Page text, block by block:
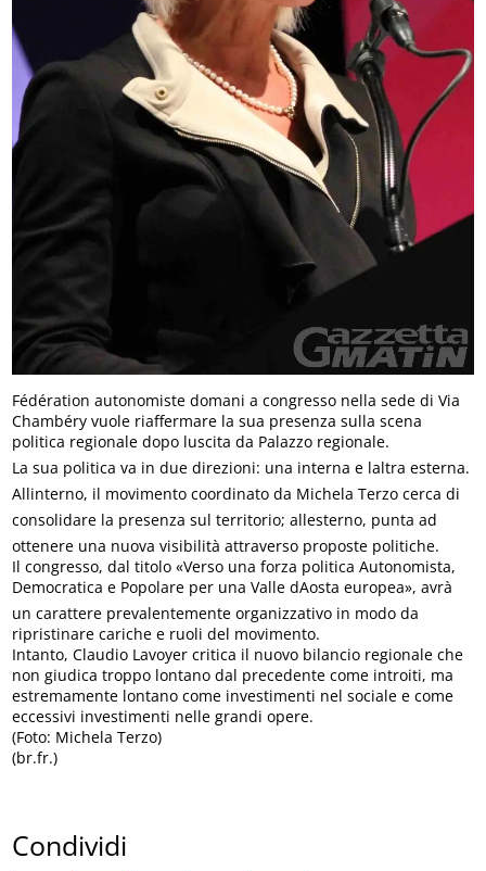
Fédération autonomiste domani a congresso nella sede di Via
Chambéry vuole riaffermare la sua presenza sulla scena
politica regionale dopo luscita da Palazzo regionale.
La sua politica va in due direzioni: una interna e laltra esterna.
Allinterno, il movimento coordinato da Michela Terzo cerca di
consolidare la presenza sul territorio; allesterno, punta ad
ottenere una nuova visibilità attraverso proposte politiche.
Il congresso, dal titolo «Verso una forza politica Autonomista,
Democratica e Popolare per una Valle dAosta europea», avrà
un carattere prevalentemente organizzativo in modo da
ripristinare cariche e ruoli del movimento.
Intanto, Claudio Lavoyer critica il nuovo bilancio regionale che
non giudica troppo lontano dal precedente come introiti, ma
estremamente lontano come investimenti nel sociale e come
eccessivi investimenti nelle grandi opere.
(Foto: Michela Terzo)
(br.fr.)
Condividi